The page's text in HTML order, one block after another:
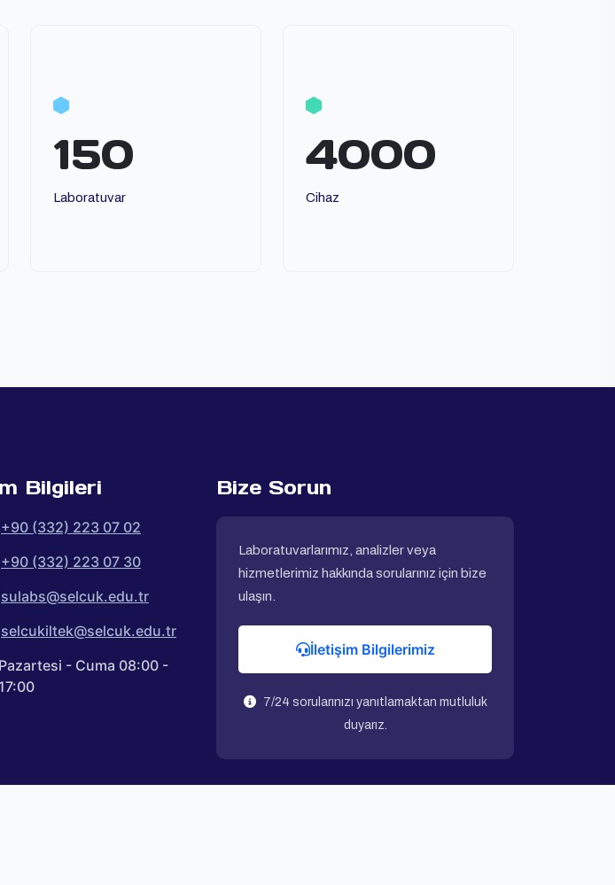
150
Laboratuvar
4000
Cihaz
Bilgileri
+90 (332) 223 07 02
+90 (332) 223 07 30
sulabs@selcuk.edu.tr
selcukiltek@selcuk.edu.tr
Pazartesi - Cuma 08:00 -
17:00
Bize Sorun
Laboratuvarlarımız, analizler veya
hizmetlerimiz hakkında sorularınız için bize
ulaşın.
İletişim Bilgilerimiz
7/24 sorularınızı yanıtlamaktan mutluluk
duyarız.